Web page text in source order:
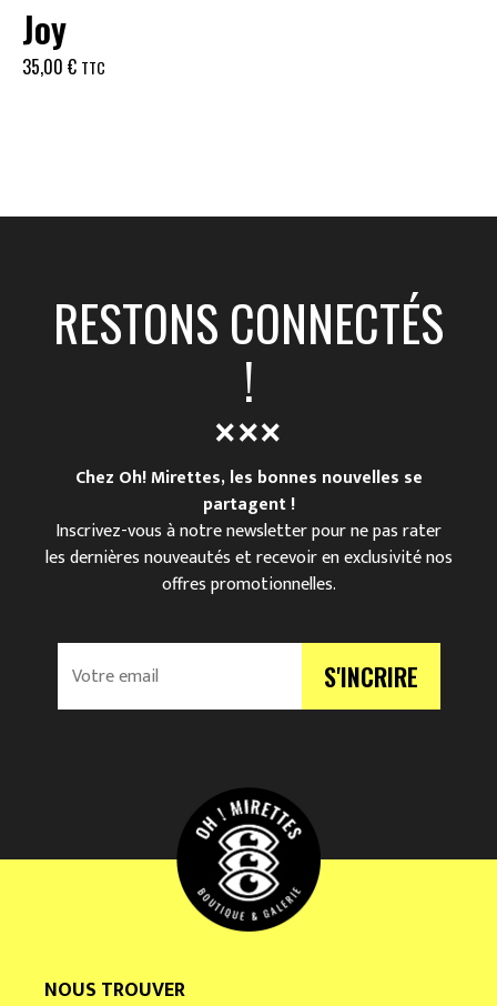
Joy
35,00 € TTC
RESTONS CONNECTÉS
!
Chez Oh! Mirettes, les bonnes nouvelles se
partagent !
Inscrivez-vous à notre newsletter pour ne pas rater
les dernières nouveautés et recevoir en exclusivité nos
offres promotionnelles.
V
r
l
S'INCRIRE
NOUS TROUVER